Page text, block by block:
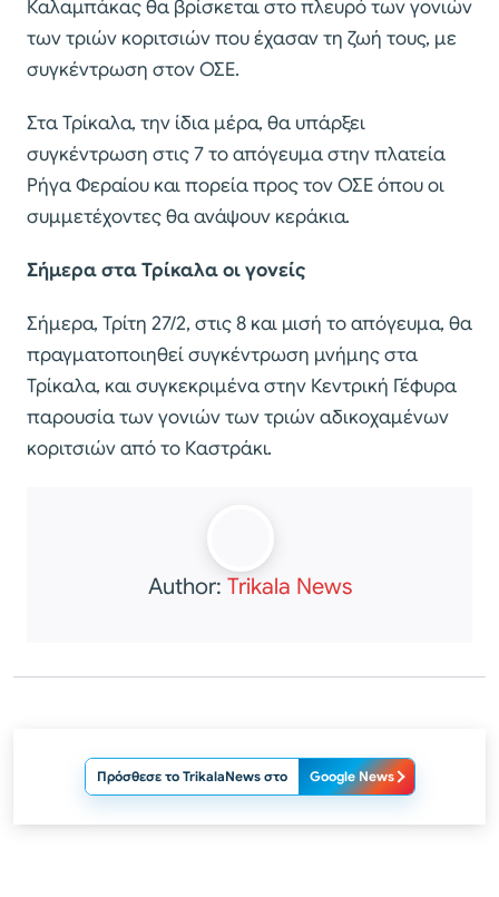
Καλαμπάκας θα βρίσκεται στο πλευρό των γονιών
των τριών κοριτσιών που έχασαν τη ζωή τους, με
συγκέντρωση στον ΟΣΕ.
Στα Τρίκαλα, την ίδια μέρα, θα υπάρξει
συγκέντρωση στις 7 το απόγευμα στην πλατεία
Ρήγα Φεραίου και πορεία προς τον ΟΣΕ όπου οι
συμμετέχοντες θα ανάψουν κεράκια.
Σήμερα στα Τρίκαλα οι γονείς
Σήμερα, Τρίτη 27/2, στις 8 και μισή το απόγευμα, θα
πραγματοποιηθεί συγκέντρωση μνήμης στα
Τρίκαλα, και συγκεκριμένα στην Κεντρική Γέφυρα
παρουσία των γονιών των τριών αδικοχαμένων
κοριτσιών από το Καστράκι.
Author: Trikala News
Πρόσθεσε το TrikalaNews στο Google News